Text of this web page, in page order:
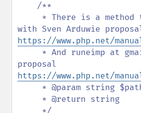
/**
https://www.php.net/
https://www.php.net/